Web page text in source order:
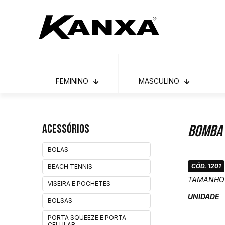
FEMININO MASCULINO
Acessórios
BOLAS
BEACH TENNIS
VISEIRA E POCHETES
BOLSAS
PORTA SQUEEZE E PORTA
CÓD. 1201
UNIDADE